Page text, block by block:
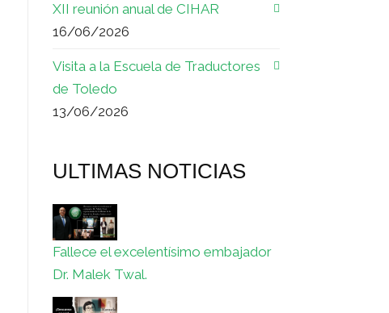
XII reunión anual de CIHAR
16/06/2026
Visita a la Escuela de Traductores
de Toledo
13/06/2026
ULTIMAS NOTICIAS
Fallece el excelentísimo embajador
Dr. Malek Twal.